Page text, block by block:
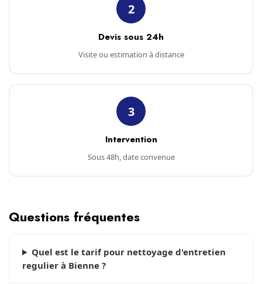
2
Devis sous 24h
Visite ou estimation à distance
3
Intervention
Sous 48h, date convenue
Questions fréquentes
Quel est le tarif pour nettoyage d'entretien
regulier à Bienne ?